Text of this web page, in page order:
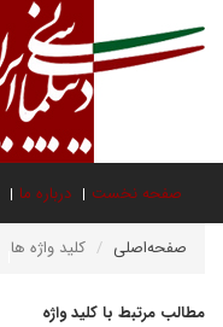
صفحه نخست درباره ما
صفحه‌اصلی کلید واژه ها
مطالب مرتبط با کلید واژه